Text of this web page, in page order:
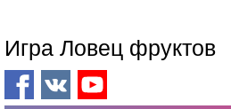
Игра Ловец фруктов